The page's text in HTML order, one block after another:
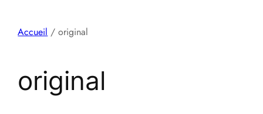
Accueil / original
original